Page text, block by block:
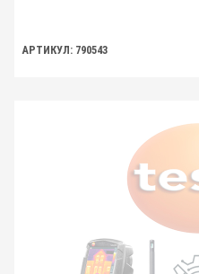
АРТИКУЛ: 790543